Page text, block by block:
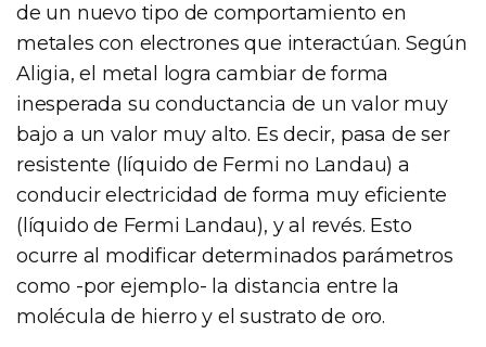
de un nuevo tipo de comportamiento en
metales con electrones que interactúan. Según
Aligia, el metal logra cambiar de forma
inesperada su conductancia de un valor muy
bajo a un valor muy alto. Es decir, pasa de ser
resistente (líquido de Fermi no Landau) a
conducir electricidad de forma muy eficiente
(líquido de Fermi Landau), y al revés. Esto
ocurre al modificar determinados parámetros
como -por ejemplo- la distancia entre la
molécula de hierro y el sustrato de oro.